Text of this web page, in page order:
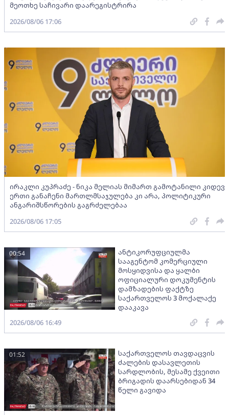
მეოთხე საჩივარი დაარეგისტრირა
2026/08/06 17:06
ირაკლი კუპრაძე - ნიკა მელიას მიმართ გამოტანილი კიდევ
ერთი განაჩენი მართლმსაჯულება კი არა, პოლიტიკური
ანგარიშსწორების გაგრძელებაა
2026/08/06 17:05
ანტიკორუფციულმა
სააგენტომ კომერციული
მოსყიდვისა და ყალბი
ოფიციალური დოკუმენტის
დამზადების ფაქტზე
საქართველოს 3 მოქალაქე
დააკავა
00:54
2026/08/06 16:49
საქართველოს თავდაცვის
ძალების დასავლეთის
სარდლობის, მესამე ქვეითი
ბრიგადის დაარსებიდან 34
წელი გავიდა
01:52